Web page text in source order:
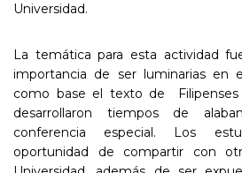
Universidad.
La temática para esta actividad
importancia de ser luminarias en
como base el texto de Filipenses
desarrollaron tiempos de
conferencia especial. Los
oportunidad de compartir con